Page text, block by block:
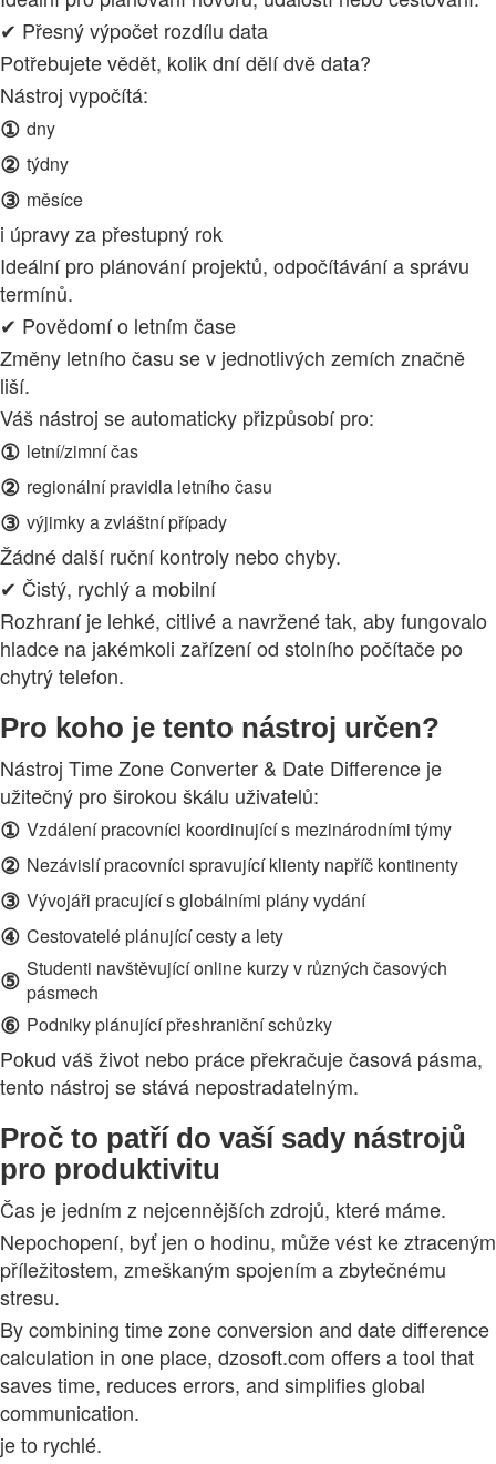
✔ Přesný výpočet rozdílu data
Potřebujete vědět, kolik dní dělí dvě data?
Nástroj vypočítá:
① dny
② týdny
③ měsíce
i úpravy za přestupný rok
Ideální pro plánování projektů, odpočítávání a správu
termínů.
✔ Povědomí o letním čase
Změny letního času se v jednotlivých zemích značně
liší.
Váš nástroj se automaticky přizpůsobí pro:
① letní/zimní čas
② regionální pravidla letního času
③ výjimky a zvláštní případy
Žádné další ruční kontroly nebo chyby.
✔ Čistý, rychlý a mobilní
Rozhraní je lehké, citlivé a navržené tak, aby fungovalo
hladce na jakémkoli zařízení od stolního počítače po
chytrý telefon.
Pro koho je tento nástroj určen?
Nástroj Time Zone Converter & Date Difference je
užitečný pro širokou škálu uživatelů:
① Vzdálení pracovníci koordinující s mezinárodními týmy
② Nezávislí pracovníci spravující klienty napříč kontinenty
③ Vývojáři pracující s globálními plány vydání
④ Cestovatelé plánující cesty a lety
⑤ Studenti navštěvující online kurzy v různých časových
pásmech
⑥ Podniky plánující přeshraniční schůzky
Pokud váš život nebo práce překračuje časová pásma,
tento nástroj se stává nepostradatelným.
Proč to patří do vaší sady nástrojů
pro produktivitu
Čas je jedním z nejcennějších zdrojů, které máme.
Nepochopení, byť jen o hodinu, může vést ke ztraceným
příležitostem, zmeškaným spojením a zbytečnému
stresu.
By combining time zone conversion and date difference
calculation in one place, dzosoft.com offers a tool that
saves time, reduces errors, and simplifies global
communication.
je to rychlé.